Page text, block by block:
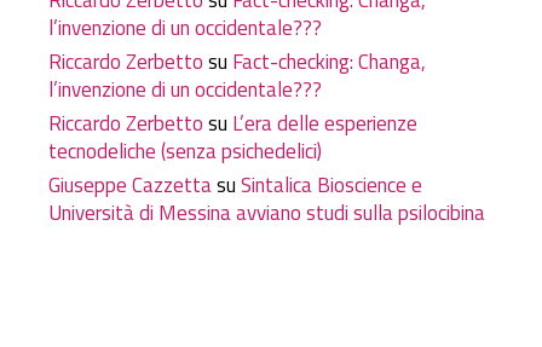
l’invenzione di un occidentale???
Riccardo Zerbettosu Fact-checking: Changa,
l’invenzione di un occidentale???
Riccardo Zerbettosu L’era delle esperienze
tecnodeliche (senza psichedelici)
Giuseppe CazzettasuSintalica Bioscience e
Università di Messina avviano studi sulla psilocibina